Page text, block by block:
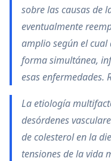
sobre las causas de
eventualmente
amplio según el cual
forma simultánea,
esas enfermedades.
La etiología
desórdenes
de colesterol en la
tensiones de la vida